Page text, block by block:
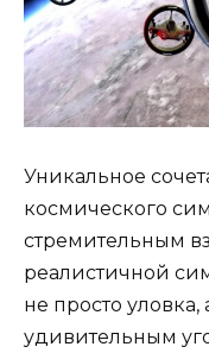
Уникальное
космического
стремительным
реалистичной
не просто
удивительным